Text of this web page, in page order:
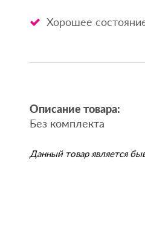
Хорошее
Описание товара:
Без комплекта
Данный товар является